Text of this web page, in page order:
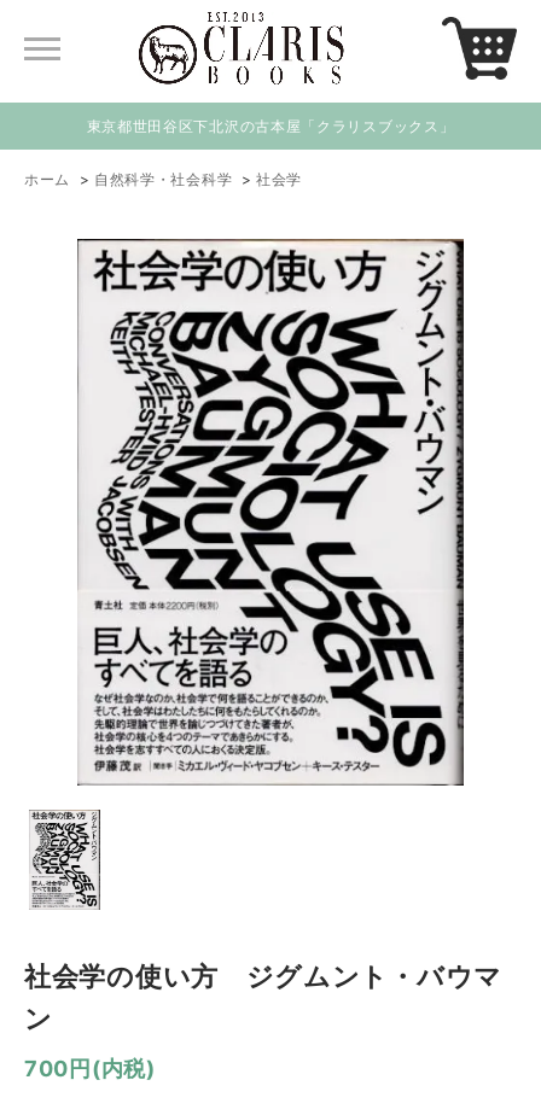
東京都世田谷区下北沢の古本屋「クラリスブックス」
ホーム > 自然科学・社会科学 >社会学
社会学の使い方 ジグムント・バウマ
ン
700円(内税)